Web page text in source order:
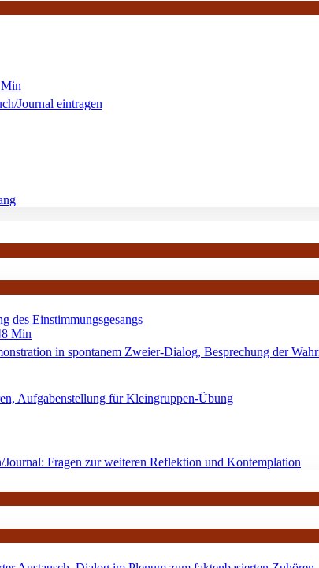
Journal eintragen
des Einstimmungsgesangs
Min
in spontanem Zweier-Dialog, Besprechung der
Aufgabenstellung für Kleingruppen-Übung
Fragen zur weiteren Reflektion und Kontemplation